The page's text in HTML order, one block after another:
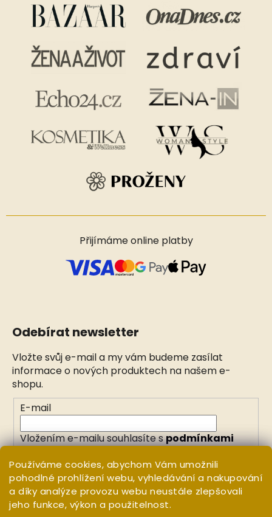
Používáme cookies, abychom Vám umožnili
pohodlné prohlížení webu, vyhledávání a nakupování
a díky analýze provozu webu neustále zlepšovali
jeho funkce, výkon a použitelnost.
Přijímáme online platby
Odebírat newsletter
Vložte svůj e-mail a my vám budeme zasílat
informace o nových produktech na našem e-
shopu.
E-mail
Vložením e-mailu souhlasíte spodmínkami
PŘIHLÁSIT SE